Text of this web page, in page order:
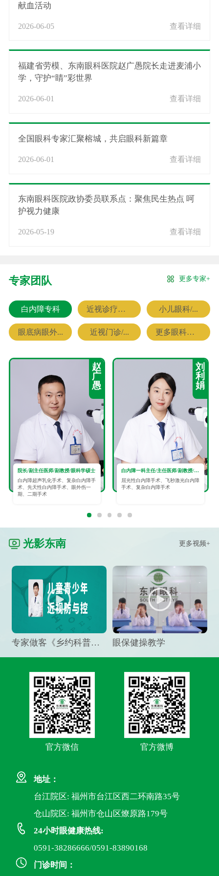
献血活动
2026-06-05 查看详细
福建省劳模、东南眼科医院赵广愚院长走进麦浦小
学，守护“睛”彩世界
2026-06-01 查看详细
全国眼科专家汇聚榕城，共启眼科新篇章
2026-06-01 查看详细
东南眼科医院政协委员联系点：聚焦民生热点 呵
护视力健康
2026-05-19 查看详细
专家团队 更多专家+
白内障专科 近视诊疗专科 小儿眼科/...
眼底病眼外... 近视门诊/... 更多眼科专家
赵
广
愚
院长/副主任医师/副教授/眼科学硕士
白内障超声乳化手术、复杂白内障手
术、先天性白内障手术、眼外伤一
期、二期手术
刘
利
娟
白内障一科主任/主任医师/副教授/眼科学硕士
屈光性白内障手术、飞秒激光白内障
手术、复杂白内障手术
光影东南 更多视频+
专家做客《乡约科普》栏目，预防孩子近视竟然这么“简单” 眼保健操教学
官方微信 官方微博
地址：
台江院区: 福州市台江区西二环南路35号
仓山院区: 福州市仓山区燎原路179号
24小时眼健康热线:
0591-38286666/0591-83890168
门诊时间：